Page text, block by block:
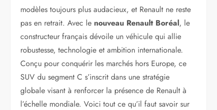
modèles toujours plus audacieux, et Renault ne reste
pas en retrait. Avec le nouveau Renault Boréal, le
constructeur français dévoile un véhicule qui allie
robustesse, technologie et ambition internationale.
Conçu pour conquérir les marchés hors Europe, ce
SUV du segment C s’inscrit dans une stratégie
globale visant à renforcer la présence de Renault à
l’échelle mondiale. Voici tout ce qu’il faut savoir sur